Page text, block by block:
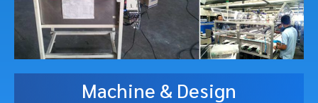
Machine & Design